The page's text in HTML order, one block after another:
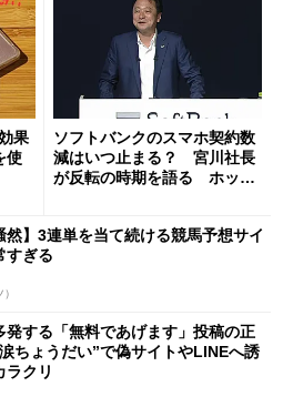
果
使
ソフトバンクのスマホ契約数
減はいつ止まる？ 宮川社長
が反転の時期を語る ホッピ
然】3連単を当て続ける競馬予想サイ
すぎる
発する「無料であげます」投稿の正
ちょうだい”で偽サイトやLINEへ誘
ラクリ